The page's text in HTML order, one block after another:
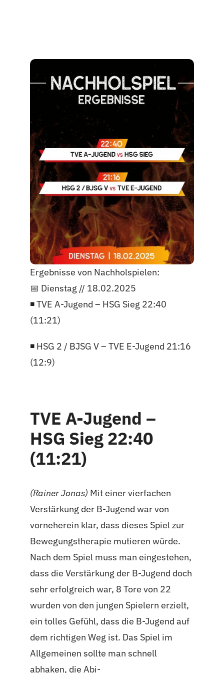
Ergebnisse von Nachholspielen:
📅 Dienstag // 18.02.2025
◾️ TVE A-Jugend – HSG Sieg 22:40
(11:21)
◾️ HSG 2 / BJSG V – TVE E-Jugend 21:16
(12:9)
TVE A-Jugend –
HSG Sieg 22:40
(11:21)
(Rainer Jonas) Mit einer vierfachen
Verstärkung der B-Jugend war von
vorneherein klar, dass dieses Spiel zur
Bewegungstherapie mutieren würde.
Nach dem Spiel muss man eingestehen,
dass die Verstärkung der B-Jugend doch
sehr erfolgreich war, 8 Tore von 22
wurden von den jungen Spielern erzielt,
ein tolles Gefühl, dass die B-Jugend auf
dem richtigen Weg ist. Das Spiel im
Allgemeinen sollte man schnell
abhaken, die Abi-